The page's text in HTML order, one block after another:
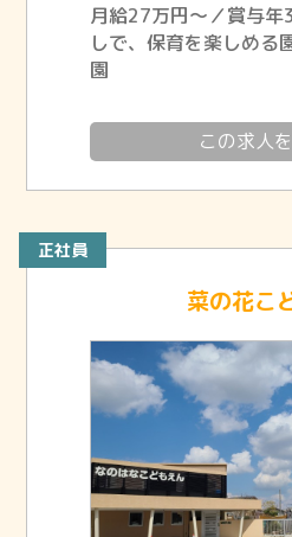
月給27万円～／賞与年
しで、保育を楽しめる
園
この求人
正社員
菜の花こ